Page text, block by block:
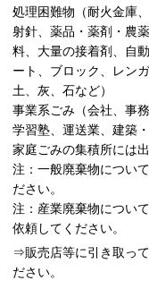
処理困難物（耐火金庫
射針、薬品・薬剤・農
料、大量の接着剤、自
ート、ブロック、レン
土、灰、石など）
事業系ごみ（会社、事
学習塾、運送業、建築
家庭ごみの集積所には
注：一般廃棄物につい
ださい。
注：産業廃棄物につい
依頼してください。
⇒販売店等に引き取っ
ださい。